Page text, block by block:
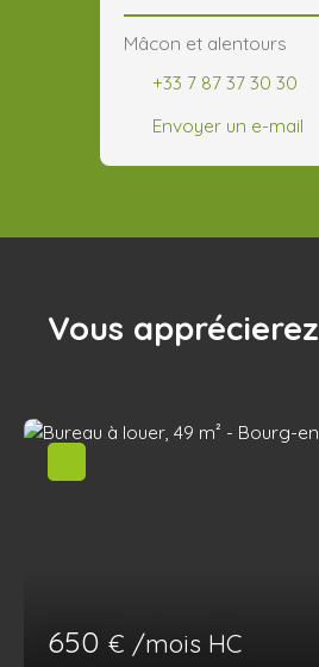
Mâcon et alentours
+33 7 87 37 30 30
Envoyer un e-mail
Vous apprécierez
650 € /mois HC